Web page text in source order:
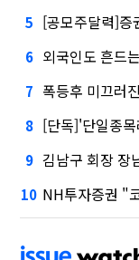
5 [공모주달력]증권
6 외국인도 흔드는
7 폭등후 미끄러
8 [단독]'단일종목레버
9 김남구 회장 장남
10 NH투자증권 "코스